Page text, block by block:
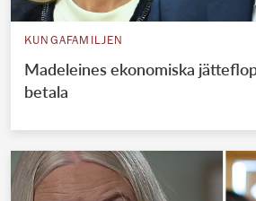
KUNGAFAMILJEN
Madeleines ekonomiska
betala